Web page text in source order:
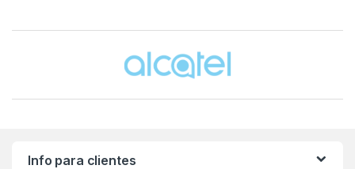
Info para clientes